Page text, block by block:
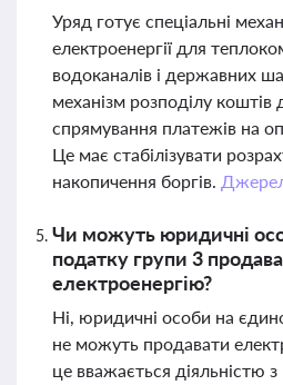
Уряд готує спеціальні
електроенергії для
водоканалів і державних
механізм розподілу коштів
спрямування платежів на
Це має стабілізувати
накопичення боргів.
Чи можуть юридичні
податку групи 3
електроенергію?
Ні, юридичні особи на
не можуть продавати
це вважається діяльністю